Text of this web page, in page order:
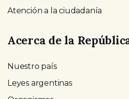
Atención a la ciudadanía
Acerca de la
Nuestro país
Leyes argentinas